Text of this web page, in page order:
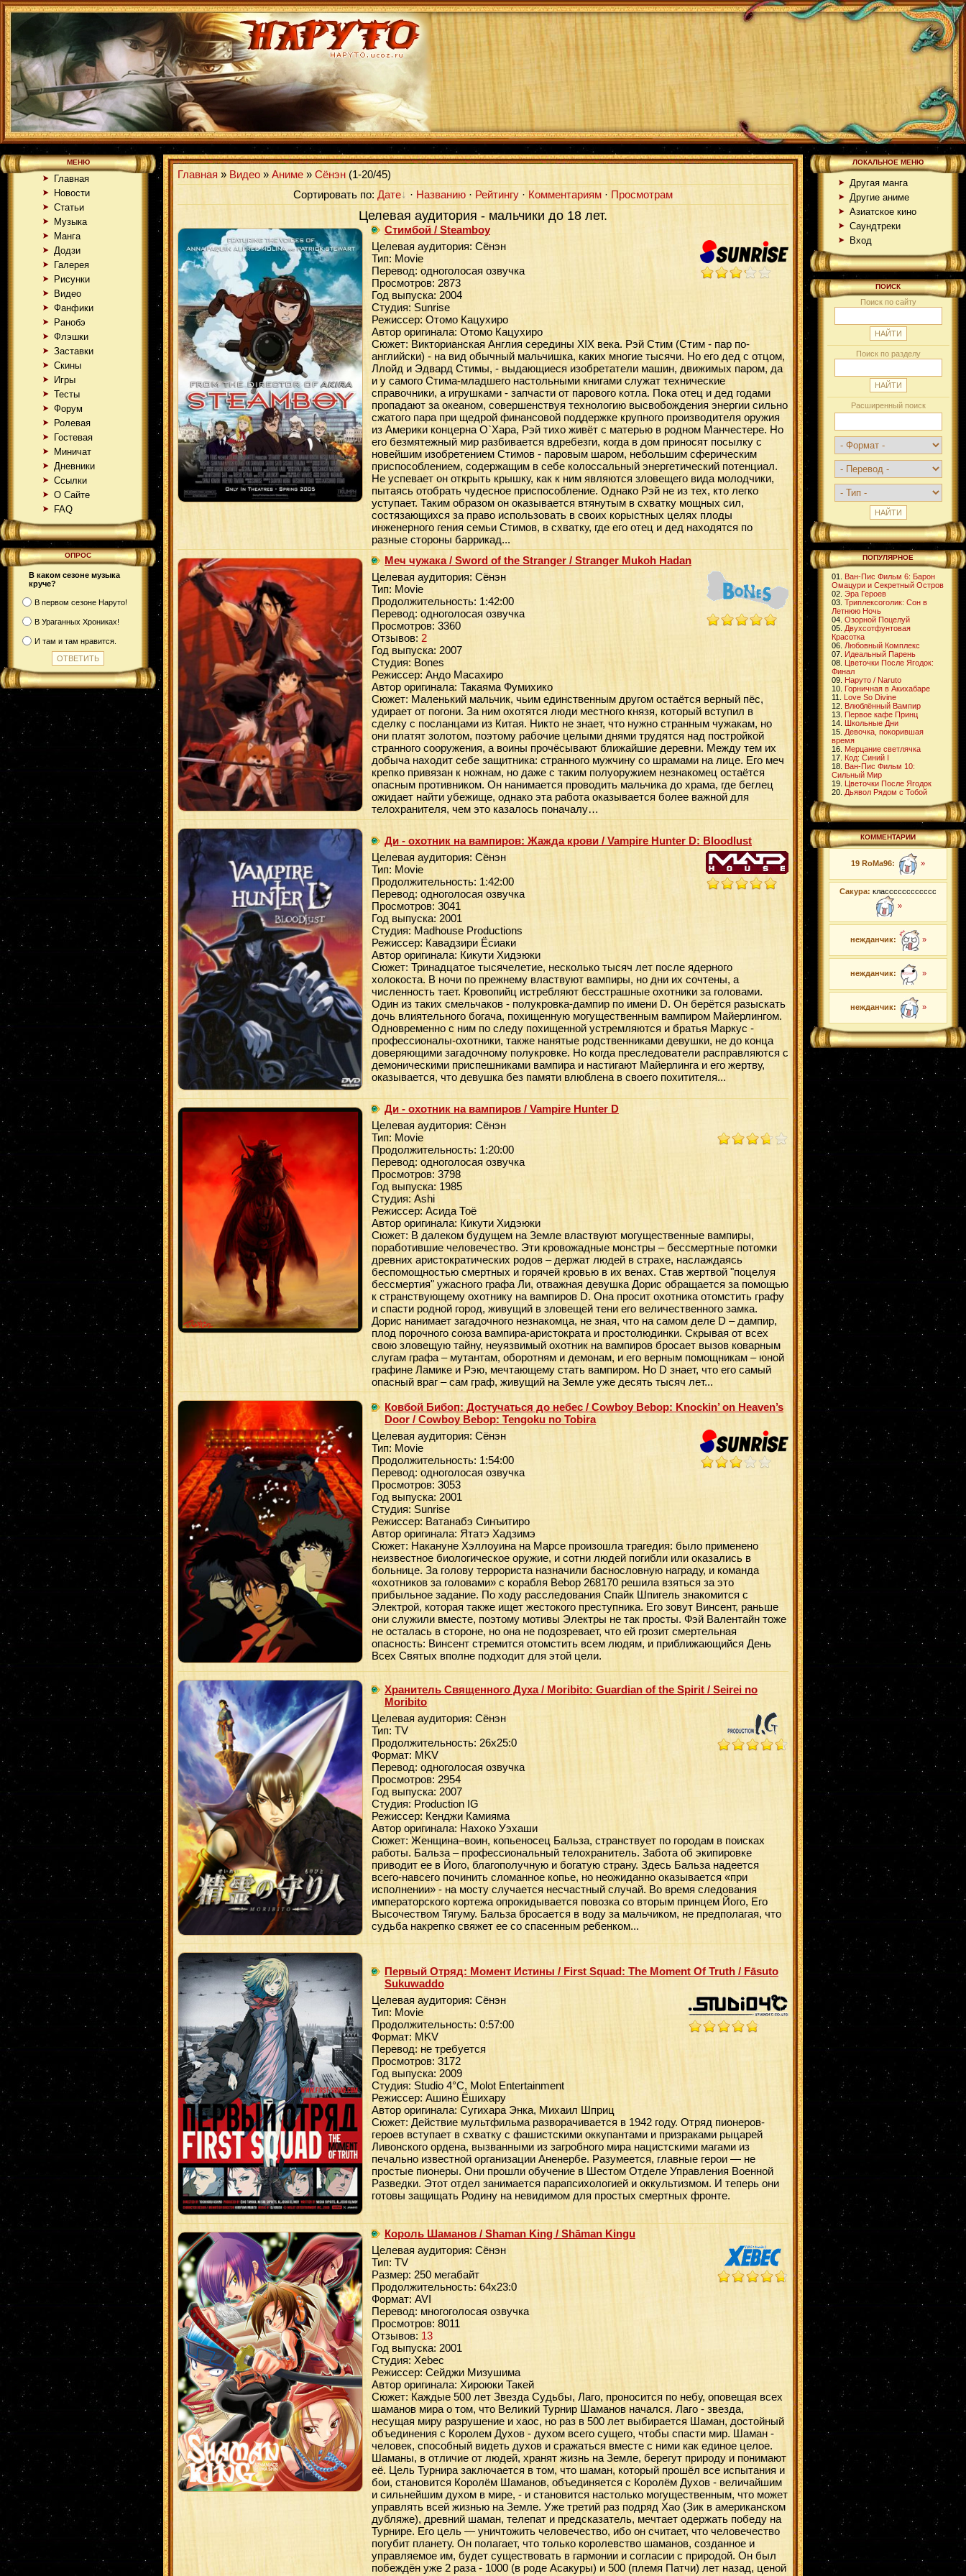
МЕНЮ
Главная
Новости
Статьи
Музыка
Манга
Додзи
Галерея
Рисунки
Видео
Фанфики
Ранобэ
Флэшки
Заставки
Скины
Игры
Тесты
Форум
Ролевая
Гостевая
Миничат
Дневники
Ссылки
О Сайте
FAQ
ОПРОС
В каком сезоне музыка
круче?
В первом сезоне Наруто!
В Ураганных Хрониках!
И там и там нравится.
Главная » Видео » Аниме » Сёнэн (1-20/45)
Сортировать по: Дате · Названию · Рейтингу · Комментариям · Просмотрам
Целевая аудитория - мальчики до 18 лет.
Стимбой / Steamboy
Целевая аудитория: Сёнэн
Тип: Movie
Перевод: одноголосая озвучка
Просмотров: 2873
Год выпуска: 2004
Студия: Sunrise
Режиссер: Отомо Кацухиро
Автор оригинала: Отомо Кацухиро
Сюжет: Викторианская Англия середины XIX века. Рэй Стим (Стим - пар по-
английски) - на вид обычный мальчишка, каких многие тысячи. Но его дед с отцом,
Ллойд и Эдвард Стимы, - выдающиеся изобретатели машин, движимых паром, да
и у самого Стима-младшего настольными книгами служат технические
справочники, а игрушками - запчасти от парового котла. Пока отец и дед годами
пропадают за океаном, совершенствуя технологию высвобождения энергии сильно
сжатого пара при щедрой финансовой поддержке крупного производителя оружия
из Америки концерна О`Хара, Рэй тихо живёт с матерью в родном Манчестере. Но
его безмятежный мир разбивается вдребезги, когда в дом приносят посылку с
новейшим изобретением Стимов - паровым шаром, небольшим сферическим
приспособлением, содержащим в себе колоссальный энергетический потенциал.
Не успевает он открыть крышку, как к ним являются зловещего вида молодчики,
пытаясь отобрать чудесное приспособление. Однако Рэй не из тех, кто легко
уступает. Таким образом он оказывается втянутым в схватку мощных сил,
состязающихся за право использовать в своих корыстных целях плоды
инженерного гения семьи Стимов, в схватку, где его отец и дед находятся по
разные стороны баррикад...
Меч чужака / Sword of the Stranger / Stranger Mukoh Hadan
Целевая аудитория: Сёнэн
Тип: Movie
Продолжительность: 1:42:00
Перевод: одноголосая озвучка
Просмотров: 3360
Отзывов: 2
Год выпуска: 2007
Студия: Bones
Режиссер: Андо Масахиро
Автор оригинала: Такаяма Фумихико
Сюжет: Маленький мальчик, чьим единственным другом остаётся верный пёс,
удирает от погони. За ним охотятся люди местного князя, который вступил в
сделку с посланцами из Китая. Никто не знает, что нужно странным чужакам, но
они платят золотом, поэтому рабочие целыми днями трудятся над постройкой
странного сооружения, а воины прочёсывают ближайшие деревни. Между тем их
добыча находит себе защитника: странного мужчину со шрамами на лице. Его меч
крепко привязан к ножнам, но даже с таким полуоружием незнакомец остаётся
опасным противником. Он нанимается проводить мальчика до храма, где беглец
ожидает найти убежище, однако эта работа оказывается более важной для
телохранителя, чем это казалось поначалу…
Ди - охотник на вампиров: Жажда крови / Vampire Hunter D: Bloodlust
Целевая аудитория: Сёнэн
Тип: Movie
Продолжительность: 1:42:00
Перевод: одноголосая озвучка
Просмотров: 3041
Год выпуска: 2001
Студия: Madhouse Productions
Режиссер: Кавадзири Ёсиаки
Автор оригинала: Кикути Хидэюки
Сюжет: Тринадцатое тысячелетие, несколько тысяч лет после ядерного
холокоста. В ночи по прежнему властвуют вампиры, но дни их сочтены, а
численность тает. Кровопийц истребляют бесстрашные охотники за головами.
Один из таких смельчаков - полукровка-дампир по имени D. Он берётся разыскать
дочь влиятельного богача, похищенную могущественным вампиром Майерлингом.
Одновременно с ним по следу похищенной устремляются и братья Маркус -
профессионалы-охотники, также нанятые родственниками девушки, не до конца
доверяющими загадочному полукровке. Но когда преследователи расправляются с
демоническими приспешниками вампира и настигают Майерлинга и его жертву,
оказывается, что девушка без памяти влюблена в своего похитителя...
Ди - охотник на вампиров / Vampire Hunter D
Целевая аудитория: Сёнэн
Тип: Movie
Продолжительность: 1:20:00
Перевод: одноголосая озвучка
Просмотров: 3798
Год выпуска: 1985
Студия: Ashi
Режиссер: Асида Тоё
Автор оригинала: Кикути Хидэюки
Сюжет: В далеком будущем на Земле властвуют могущественные вампиры,
поработившие человечество. Эти кровожадные монстры – бессмертные потомки
древних аристократических родов – держат людей в страхе, наслаждаясь
беспомощностью смертных и горячей кровью в их венах. Став жертвой "поцелуя
бессмертия" ужасного графа Ли, отважная девушка Дорис обращается за помощью
к странствующему охотнику на вампиров D. Она просит охотника отомстить графу
и спасти родной город, живущий в зловещей тени его величественного замка.
Дорис нанимает загадочного незнакомца, не зная, что на самом деле D – дампир,
плод порочного союза вампира-аристократа и простолюдинки. Скрывая от всех
свою зловещую тайну, неуязвимый охотник на вампиров бросает вызов коварным
слугам графа – мутантам, оборотням и демонам, и его верным помощникам – юной
графине Ламике и Рэю, мечтающему стать вампиром. Но D знает, что его самый
опасный враг – сам граф, живущий на Земле уже десять тысяч лет...
Ковбой Бибоп: Достучаться до небес / Cowboy Bebop: Knockin‌’ on Heaven‌’s
Door / Cowboy Bebop: Tengoku no Tobira
Целевая аудитория: Сёнэн
Тип: Movie
Продолжительность: 1:54:00
Перевод: одноголосая озвучка
Просмотров: 3053
Год выпуска: 2001
Студия: Sunrise
Режиссер: Ватанабэ Синъитиро
Автор оригинала: Ятатэ Хадзимэ
Сюжет: Накануне Хэллоуина на Марсе произошла трагедия: было применено
неизвестное биологическое оружие, и сотни людей погибли или оказались в
больнице. За голову террориста назначили баснословную награду, и команда
«охотников за головами» с корабля Bebop 268170 решила взяться за это
прибыльное задание. По ходу расследования Спайк Шпигель знакомится с
Электрой, которая также ищет жестокого преступника. Его зовут Винсент, раньше
они служили вместе, поэтому мотивы Электры не так просты. Фэй Валентайн тоже
не осталась в стороне, но она не подозревает, что ей грозит смертельная
опасность: Винсент стремится отомстить всем людям, и приближающийся День
Всех Святых вполне подходит для этой цели.
Хранитель Священного Духа / Moribito: Guardian of the Spirit / Seirei no
Moribito
Целевая аудитория: Сёнэн
Тип: TV
Продолжительность: 26x25:0
Формат: MKV
Перевод: одноголосая озвучка
Просмотров: 2954
Год выпуска: 2007
Студия: Production IG
Режиссер: Кенджи Камияма
Автор оригинала: Нахоко Уэхаши
Сюжет: Женщина–воин, копьеносец Бальза, странствует по городам в поисках
работы. Бальза – профессиональный телохранитель. Забота об экипировке
приводит ее в Його, благополучную и богатую страну. Здесь Бальза надеется
всего-навсего починить сломанное копье, но неожиданно оказывается «при
исполнении» - на мосту случается несчастный случай. Во время следования
императорского кортежа опрокидывается повозка со вторым принцем Його, Его
Высочеством Тягуму. Бальза бросается в воду за мальчиком, не предполагая, что
судьба накрепко свяжет ее со спасенным ребенком...
Первый Отряд: Момент Истины / First Squad: The Moment Of Truth / Fāsuto
Sukuwaddo
Целевая аудитория: Сёнэн
Тип: Movie
Продолжительность: 0:57:00
Формат: MKV
Перевод: не требуется
Просмотров: 3172
Год выпуска: 2009
Студия: Studio 4°C, Molot Entertainment
Режиссер: Ашино Ёшихару
Автор оригинала: Сугихара Энка, Михаил Шприц
Сюжет: Действие мультфильма разворачивается в 1942 году. Отряд пионеров-
героев вступает в схватку с фашистскими оккупантами и призраками рыцарей
Ливонского ордена, вызванными из загробного мира нацистскими магами из
печально известной организации Аненербе. Разумеется, главные герои — не
простые пионеры. Они прошли обучение в Шестом Отделе Управления Военной
Разведки. Этот отдел занимается парапсихологией и оккультизмом. И теперь они
готовы защищать Родину на невидимом для простых смертных фронте.
Король Шаманов / Shaman King / Shāman Kingu
Целевая аудитория: Сёнэн
Тип: TV
Размер: 250 мегабайт
Продолжительность: 64x23:0
Формат: AVI
Перевод: многоголосая озвучка
Просмотров: 8011
Отзывов: 13
Год выпуска: 2001
Студия: Xebec
Режиссер: Сейджи Мизушима
Автор оригинала: Хироюки Такей
Сюжет: Каждые 500 лет Звезда Судьбы, Лаго, проносится по небу, оповещая всех
шаманов мира о том, что Великий Турнир Шаманов начался. Лаго - звезда,
несущая миру разрушение и хаос, но раз в 500 лет выбирается Шаман, достойный
объединения с Королем Духов - духом всего сущего, чтобы спасти мир. Шаман -
человек, способный видеть духов и сражаться вместе с ними как единое целое.
Шаманы, в отличие от людей, хранят жизнь на Земле, берегут природу и понимают
её. Цель Турнира заключается в том, что шаман, который прошёл все испытания и
бои, становится Королём Шаманов, объединяется с Королём Духов - величайшим
и сильнейшим духом в мире, - и становится настолько могущественным, что может
управлять всей жизнью на Земле. Уже третий раз подряд Хао (Зик в американском
дубляже), древний шаман, телепат и предсказатель, мечтает одержать победу на
Турнире. Его цель — уничтожить человечество, ибо он считает, что человечество
погубит планету. Он полагает, что только королевство шаманов, созданное и
управляемое им, будет существовать в гармонии и согласии с природой. Он был
побеждён уже 2 раза - 1000 (в роде Асакуры) и 500 (племя Патчи) лет назад, ценой
ЛОКАЛЬНОЕ МЕНЮ
Другая манга
Другие аниме
Азиатское кино
Саундтреки
Вход
ПОИСК
Поиск по сайту
Поиск по разделу
Расширенный поиск
ПОПУЛЯРНОЕ
01. Ван-Пис Фильм 6: Барон
Омацури и Секретный Остров
02. Эра Героев
03. Триплексоголик: Сон в
Летнюю Ночь
04. Озорной Поцелуй
05. Двухсотфунтовая
Красотка
06. Любовный Комплекс
07. Идеальный Парень
08. Цветочки После Ягодок:
Финал
09. Наруто / Naruto
10. Горничная в Акихабаре
11. Love So Divine
12. Влюблённый Вампир
13. Первое кафе Принц
14. Школьные Дни
15. Девочка, покорившая
время
16. Мерцание светлячка
17. Код: Синий I
18. Ван-Пис Фильм 10:
Сильный Мир
19. Цветочки После Ягодок
20. Дьявол Рядом с Тобой
КОММЕНТАРИИ
19 RoMa96: »
Сакура: класссссссссссс
»
нежданчик: »
нежданчик: »
нежданчик: »